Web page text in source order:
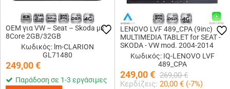
OEM για VW – Seat – Skoda με
8Core 2GB/32GB
Κωδικός: lm-CLARION
GL71480
249,00€
Παράδοση σε 1-3 εργάσιμες
LENOVO LVF 489_CPA (9inc)
MULTIMEDIA TABLET for SEAT -
SKODA - VW mod. 2004-2014
Κωδικός: IQ-LENOVO LVF
489_CPA
249,00€ 269,00 €
Κερδίζεις: 20,00 € (-7%)